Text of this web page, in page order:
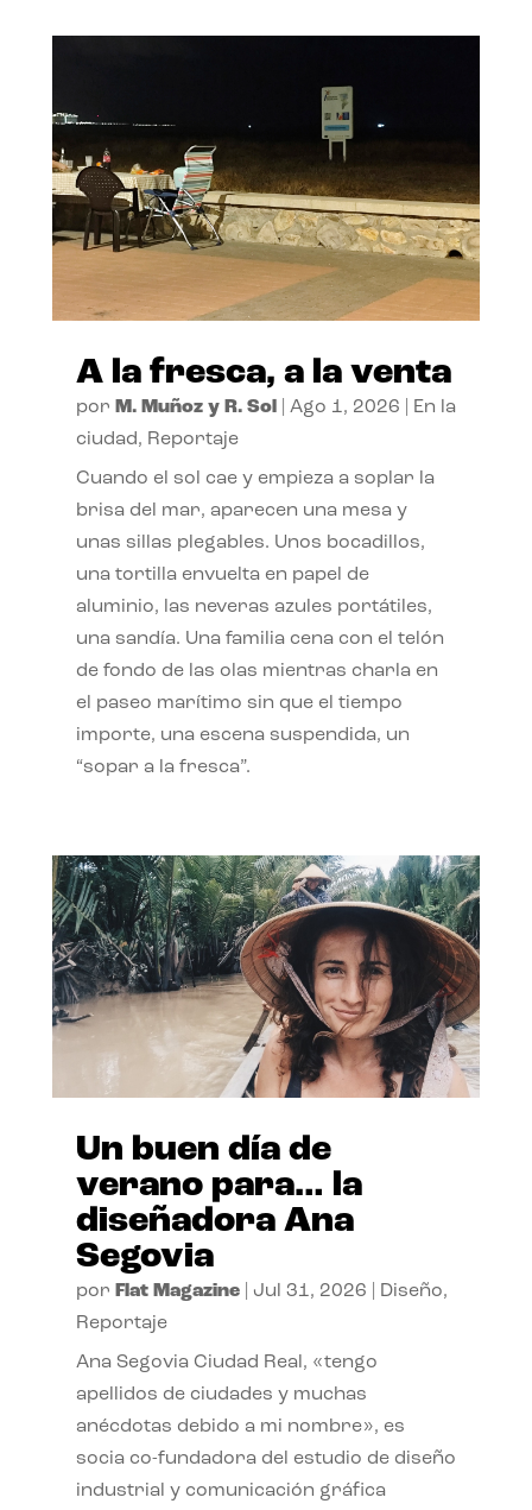
A la fresca, a la venta
por M. Muñoz y R. Sol| Ago 1, 2026
En la
ciudad, Reportaje
Cuando el sol cae y empieza a soplar la
brisa del mar, aparecen una mesa y
unas sillas plegables. Unos bocadillos,
una tortilla envuelta en papel de
aluminio, las neveras azules portátiles,
una sandía. Una familia cena con el telón
de fondo de las olas mientras charla en
el paseo marítimo sin que el tiempo
importe, una escena suspendida, un
“sopar a la fresca”.
Un buen día de
verano para… la
diseñadora Ana
Segovia
por Flat Magazine| Jul 31, 2026 Diseño,
Reportaje
Ana Segovia Ciudad Real, «tengo
apellidos de ciudades y muchas
anécdotas debido a mi nombre», es
socia co-fundadora del estudio de diseño
industrial y comunicación gráfica